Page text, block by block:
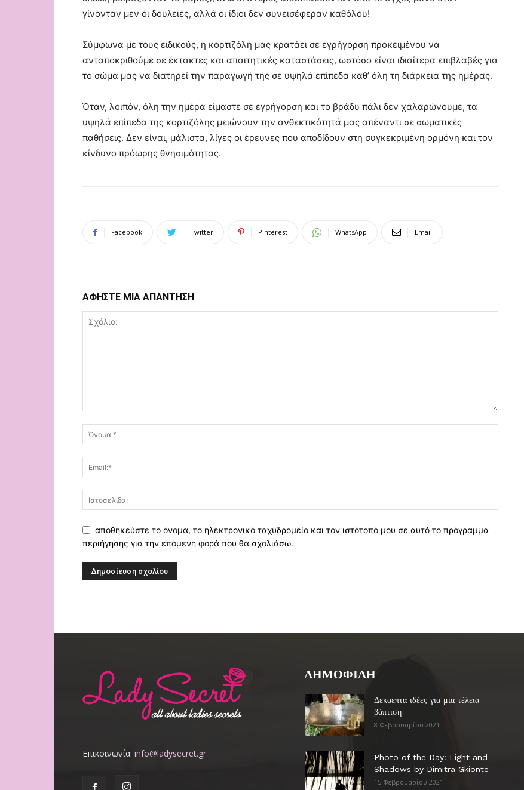
γίνονταν μεν οι δουλειές, αλλά οι ίδιοι δεν συνεισέφεραν καθόλου!
Σύμφωνα με τους ειδικούς, η κορτιζόλη μας κρατάει σε εγρήγορση προκειμένου να
ανταποκριθούμε σε έκτακτες και απαιτητικές καταστάσεις, ωστόσο είναι ιδιαίτερα επιβλαβές για
το σώμα μας να διατηρεί την παραγωγή της σε υψηλά επίπεδα καθ’ όλη τη διάρκεια της ημέρας.
Όταν, λοιπόν, όλη την ημέρα είμαστε σε εγρήγορση και το βράδυ πάλι δεν χαλαρώνουμε, τα
υψηλά επίπεδα της κορτιζόλης μειώνουν την ανθεκτικότητά μας απέναντι σε σωματικές
παθήσεις. Δεν είναι, μάλιστα, λίγες οι έρευνες που αποδίδουν στη συγκεκριμένη ορμόνη και τον
κίνδυνο πρόωρης θνησιμότητας.
Facebook Twitter Pinterest WhatsApp Email
ΑΦΗΣΤΕ ΜΙΑ ΑΠΑΝΤΗΣΗ
αποθηκεύστε το όνομα, το ηλεκτρονικό ταχυδρομείο και τον ιστότοπό μου σε αυτό το πρόγραμμα
περιήγησης για την επόμενη φορά που θα σχολιάσω.
Επικοινωνία: info@ladysecret.gr
ΔΗΜΟΦΙΛΗ
Δεκαεπτά ιδέες για μια τέλεια
βάπτιση
8 Φεβρουαρίου 2021
Photo of the Day: Light and
Shadows by Dimitra Gkionte
15 Φεβρουαρίου 2021